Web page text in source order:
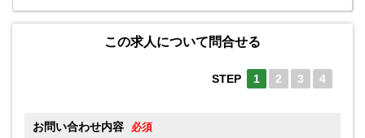
この求人について問合せる
STEP 1 2 3 4
お問い合わせ内容 必須